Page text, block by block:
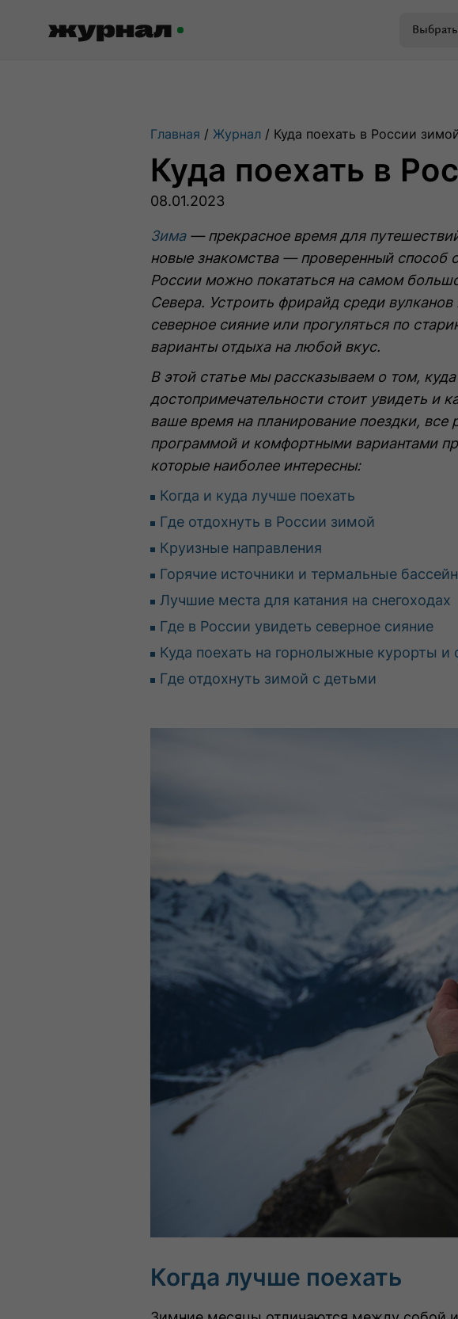
Выбрать
Пишем о России, чтобы родная
земля перестала быть Terra
Авторы Скоро
Сотрудничаем с мастерами слова,
влюбленными в путешествия.
Главная Журнал Куда поехать в России
Куда поехать в
08.01.2023
Зима— прекрасное время для
новые знакомства — проверенный способ
России можно покататься на самом
Севера. Устроить фрирайд среди
северное сияние или прогуляться по
варианты отдыха на любой вкус.
В этой статье мы рассказываем о том,
достопримечательности стоит увидеть и
ваше время на планирование поездки,
программой и комфортными вариантами
которые наиболее интересны:
Когда и куда лучше поехать
Где отдохнуть в России зимой
Круизные направления
Горячие источники и термальные
Лучшие места для катания на снегоходах
Где в России увидеть северное сияние
Куда поехать на горнолыжные курорты и
Где отдохнуть зимой с детьми
Когда лучше поехать